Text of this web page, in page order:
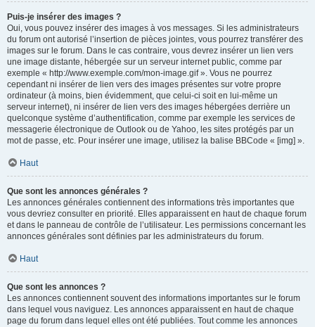
Puis-je insérer des images ?
Oui, vous pouvez insérer des images à vos messages. Si les administrateurs
du forum ont autorisé l’insertion de pièces jointes, vous pourrez transférer des
images sur le forum. Dans le cas contraire, vous devrez insérer un lien vers
une image distante, hébergée sur un serveur internet public, comme par
exemple « http://www.exemple.com/mon-image.gif ». Vous ne pourrez
cependant ni insérer de lien vers des images présentes sur votre propre
ordinateur (à moins, bien évidemment, que celui-ci soit en lui-même un
serveur internet), ni insérer de lien vers des images hébergées derrière un
quelconque système d’authentification, comme par exemple les services de
messagerie électronique de Outlook ou de Yahoo, les sites protégés par un
mot de passe, etc. Pour insérer une image, utilisez la balise BBCode « [img] ».
Haut
Que sont les annonces générales ?
Les annonces générales contiennent des informations très importantes que
vous devriez consulter en priorité. Elles apparaissent en haut de chaque forum
et dans le panneau de contrôle de l’utilisateur. Les permissions concernant les
annonces générales sont définies par les administrateurs du forum.
Haut
Que sont les annonces ?
Les annonces contiennent souvent des informations importantes sur le forum
dans lequel vous naviguez. Les annonces apparaissent en haut de chaque
page du forum dans lequel elles ont été publiées. Tout comme les annonces